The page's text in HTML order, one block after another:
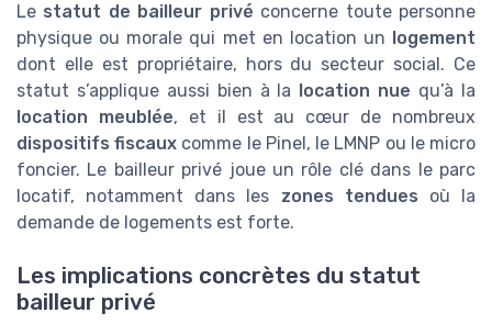
Le statut de bailleur privé concerne toute personne
physique ou morale qui met en location un logement
dont elle est propriétaire, hors du secteur social. Ce
statut s’applique aussi bien à la location nue qu’à la
location meublée, et il est au cœur de nombreux
dispositifs fiscaux comme le Pinel, le LMNP ou le micro
foncier. Le bailleur privé joue un rôle clé dans le parc
locatif, notamment dans les zones tendues où la
demande de logements est forte.
Les implications concrètes du statut
bailleur privé